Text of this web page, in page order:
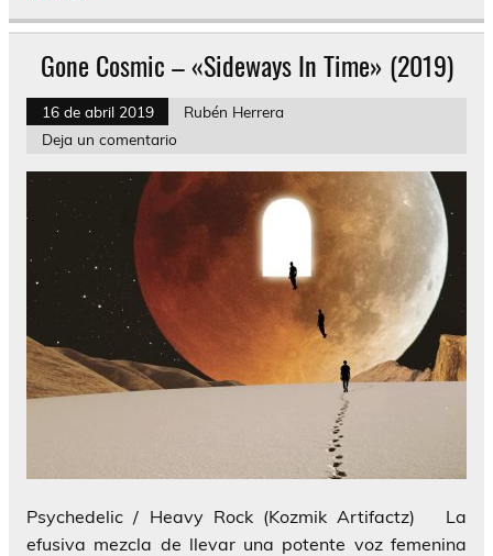
Gone Cosmic – «Sideways In Time» (2019)
16 de abril 2019
Rubén Herrera
Deja un comentario
Psychedelic / Heavy Rock (Kozmik Artifactz) La
efusiva mezcla de llevar una potente voz femenina